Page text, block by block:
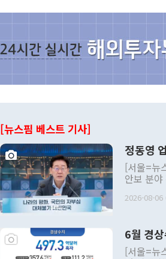
[뉴스핌 베스트 기사]
정동영
[서울=뉴
안보 분
발언 중에
주의적 희
관의 대
2026-08-06
6월 경
[서울=뉴